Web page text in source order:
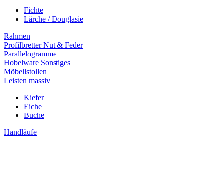
Fichte
Lärche / Douglasie
Rahmen
Profilbretter Nut & Feder
Parallelogramme
Hobelware Sonstiges
Möbellstollen
Leisten massiv
Kiefer
Eiche
Buche
Handläufe